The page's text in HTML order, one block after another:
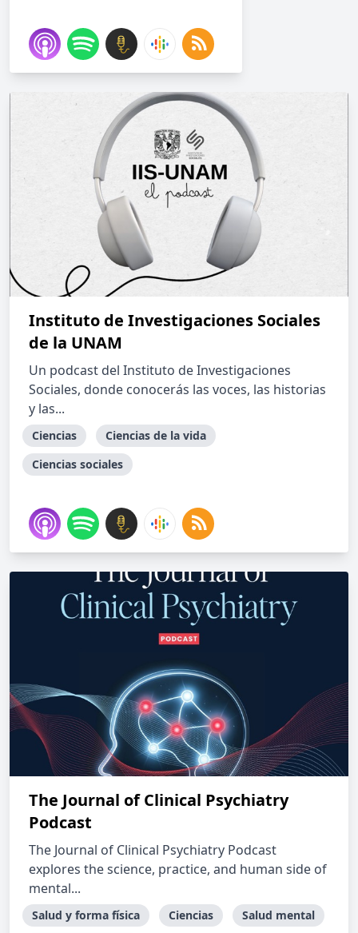
Instituto de Investigaciones Sociales
de la UNAM
Un podcast del Instituto de Investigaciones
Sociales, donde conocerás las voces, las historias
y las...
Ciencias
Ciencias de la vida
Ciencias sociales
The Journal of Clinical Psychiatry
Podcast
The Journal of Clinical Psychiatry Podcast
explores the science, practice, and human side of
mental...
Salud y forma física Ciencias
Salud mental